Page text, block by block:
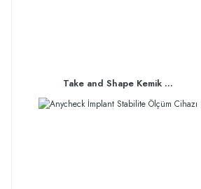
Take and Shape Kemik ...